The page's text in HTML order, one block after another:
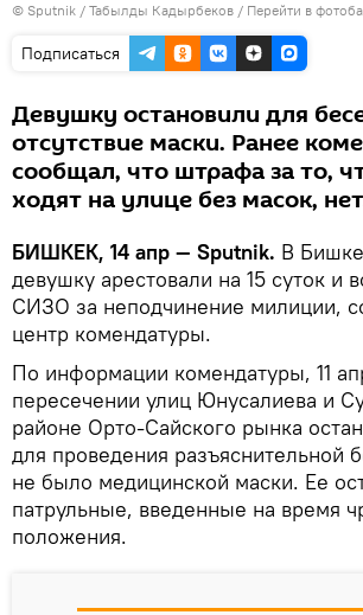
© Sputnik / Табылды Кадырбеков / Перейти в
Подписаться
Девушку остановили для
отсутствие маски. Ранее
сообщал, что штрафа за то,
ходят на улице без масок,
БИШКЕК, 14 апр — Sputnik. В
девушку арестовали на 15 суток и
СИЗО за неподчинение милиции,
центр комендатуры.
По информации комендатуры, 11
пересечении улиц Юнусалиева и
районе Орто-Сайского рынка
для проведения разъяснительной
не было медицинской маски. Ее
патрульные, введенные на время
положения.